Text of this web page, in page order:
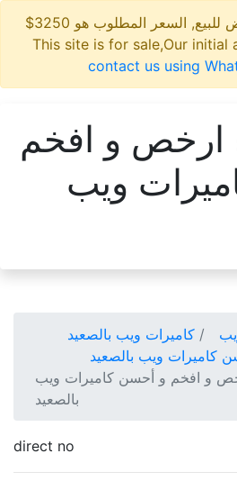
هذا الموقع معروض للبيع, السعر المطلوب هو 3250$
This site is for sale,Our
contact us using
ارخص و افخم
ويب
كاميرات ويب بالصعيد
ويب بالصعيد
و افخم و أحسن كاميرات ويب
بالصعيد
direct no